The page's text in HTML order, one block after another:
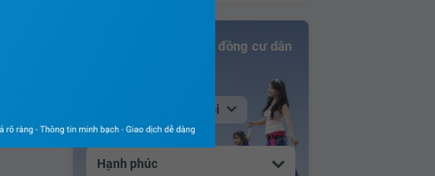
Bảng xếp hạng Cộng đồng cư dân
Tại Hà Nội
Hạnh phúc